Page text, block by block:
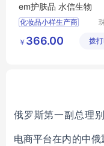
em护肤品 水信生物
化妆品小样生产商
化妆品生产厂址
￥ 366.00 拨
俄罗斯第一副总理
电商平台在内的中